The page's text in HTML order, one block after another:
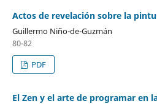
Actos de revelación sobre la
Guillermo Niño-de-Guzmán
80-82
PDF
El Zen y el arte de programar en